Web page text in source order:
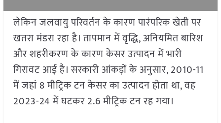
लेकिन जलवायु परिवर्तन के कारण पारंपरिक खेती पर
खतरा मंडरा रहा है। तापमान में वृद्धि, अनियमित बारिश
और शहरीकरण के कारण केसर उत्पादन में भारी
गिरावट आई है। सरकारी आंकड़ों के अनुसार, 2010-11
में जहां 8 मीट्रिक टन केसर का उत्पादन होता था, वह
2023-24 में घटकर 2.6 मीट्रिक टन रह गया।